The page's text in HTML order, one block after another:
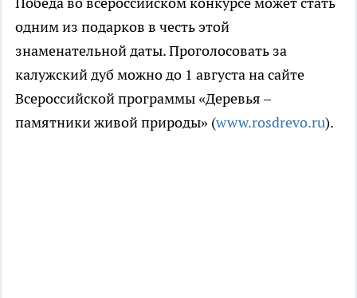
одним из подарков в честь этой
знаменательной даты. Проголосовать за
калужский дуб можно до 1 августа на сайте
Всероссийской программы «Деревья –
памятники живой природы» (www.rosdrevo.ru).